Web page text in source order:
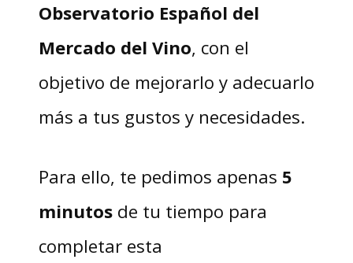
Observatorio Español del
Mercado del Vino, con el
objetivo de mejorarlo y adecuarlo
más a tus gustos y necesidades.
Para ello, te pedimos apenas 5
minutosde tu tiempo para
completar esta